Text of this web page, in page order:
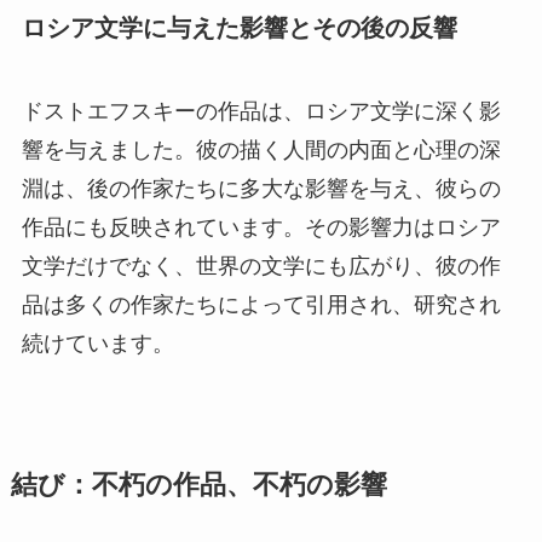
ロシア文学に与えた影響とその後の反響
ドストエフスキーの作品は、ロシア文学に深く影
響を与えました。彼の描く人間の内面と心理の深
淵は、後の作家たちに多大な影響を与え、彼らの
作品にも反映されています。その影響力はロシア
文学だけでなく、世界の文学にも広がり、彼の作
品は多くの作家たちによって引用され、研究され
続けています。
結び：不朽の作品、不朽の影響